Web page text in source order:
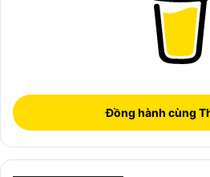
Đồng hành cùng